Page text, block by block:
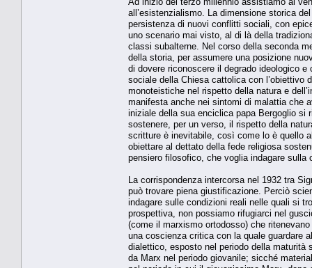
all’esistenzialismo. La dimensione storica
persistenza di nuovi conflitti sociali, con
uno scenario mai visto, al di là della
classi subalterne. Nel corso della seconda
della storia, per assumere una posizione
di dovere riconoscere il degrado ideologico
sociale della Chiesa cattolica con l’obiettivo
monoteistiche nel rispetto della natura e
manifesta anche nei sintomi di malattia che
iniziale della sua enciclica papa Bergoglio si
sostenere, per un verso, il rispetto della
scritture è inevitabile, così come lo è quello
obiettare al dettato della fede religiosa
pensiero filosofico, che voglia indagare sulla
La corrispondenza intercorsa nel 1932 tra
può trovare piena giustificazione. Perciò
indagare sulle condizioni reali nelle quali si
prospettiva, non possiamo rifugiarci nel
(come il marxismo ortodosso) che
una coscienza critica con la quale guardare
dialettico, esposto nel periodo della maturità
da Marx nel periodo giovanile; sicché